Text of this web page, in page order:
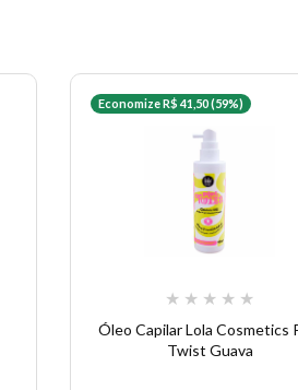
Economize R$ 41,50 (59%)
★ ★ ★ ★ ★
Óleo Capilar Lola Cosmetics
Twist Guava